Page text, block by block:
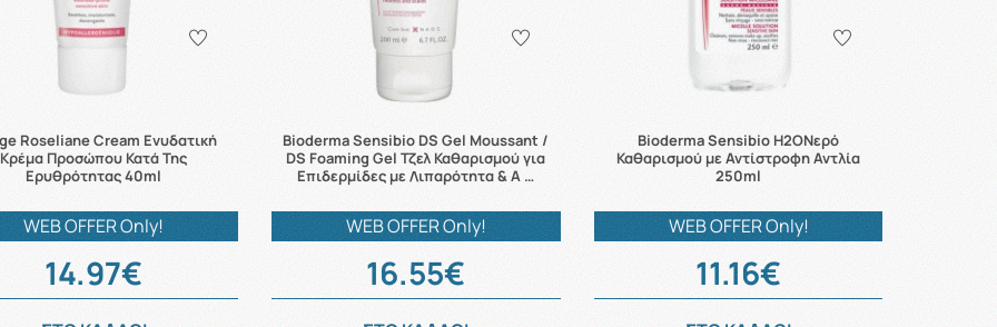
Roseliane Cream Ενυδατική
Κρέμα Προσώπου Κατά Της
Ερυθρότητας 40ml
WEB OFFER Only!
14.97€
Bioderma Sensibio DS Gel Moussant /
DS Foaming Gel Τζελ Καθαρισμού για
Επιδερμίδες με Λιπαρότητα & Α …
WEB OFFER Only!
16.55€
Bioderma Sensibio H2OΝερό
Καθαρισμού με Αντίστροφη Αντλία
250ml
WEB OFFER Only!
11.16€